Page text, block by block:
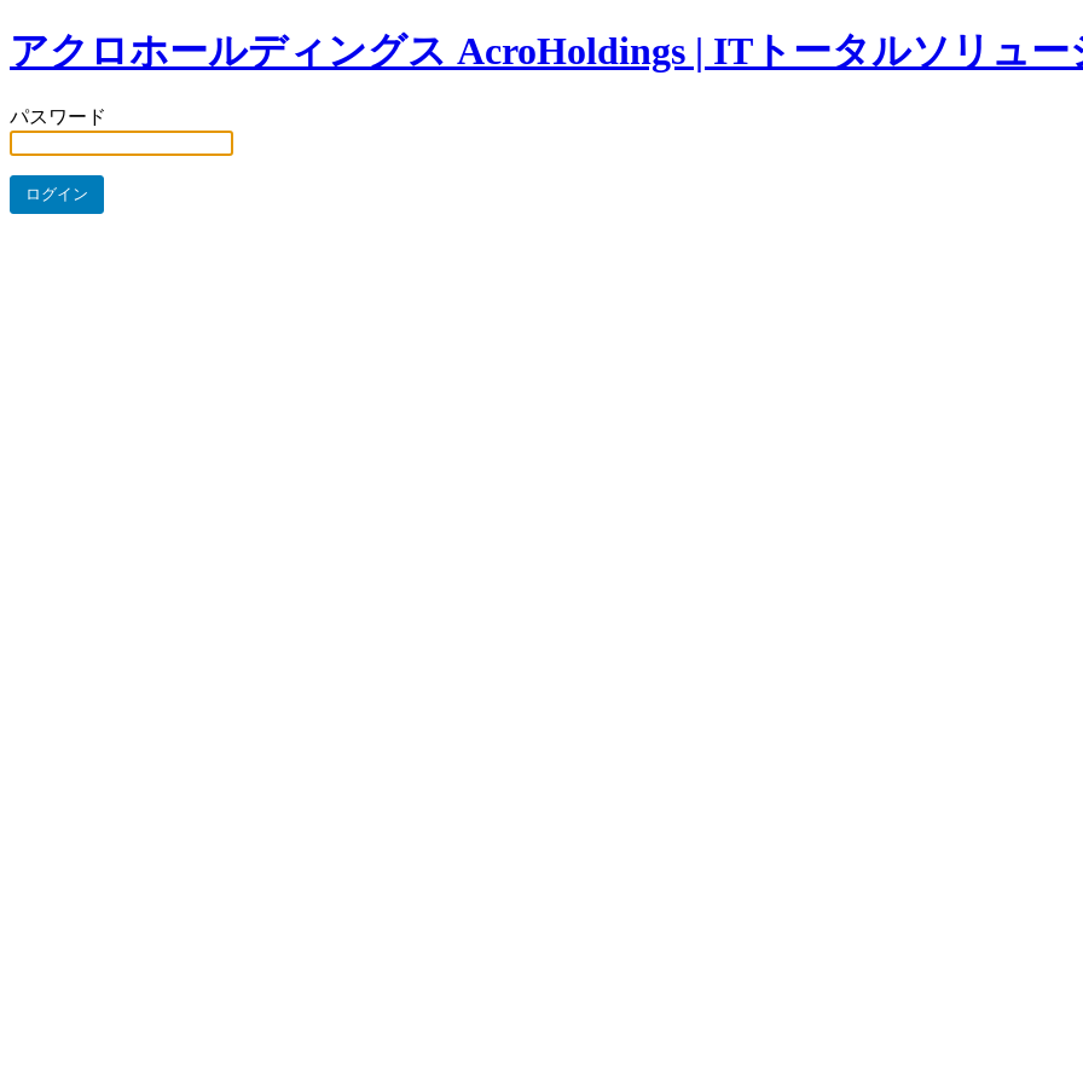
アクロホールディングス AcroHoldings | ITトータルソリュー
パスワード